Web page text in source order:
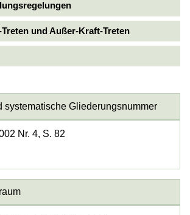
und Außer-Kraft-Treten
systematische Gliederungsnummer
Nr. 4, S. 82